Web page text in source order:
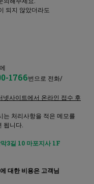
되지 않았더라도
1766번으로 전화/
넷사이트에서 온라인 접수 후
는 처리사항을 적은 메모를
됩니다.
3길 10 마포지사 1F
대한 비용은 고객님